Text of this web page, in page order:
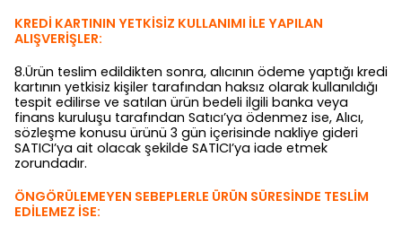
KREDİ KARTININ YETKİSİZ KULLANIMI İLE YAPILAN
ALIŞVERİŞLER:
8.Ürün teslim edildikten sonra, alıcının ödeme yaptığı kredi
kartının yetkisiz kişiler tarafından haksız olarak kullanıldığı
tespit edilirse ve satılan ürün bedeli ilgili banka veya
finans kuruluşu tarafından Satıcı’ya ödenmez ise, Alıcı,
sözleşme konusu ürünü 3 gün içerisinde nakliye gideri
SATICI’ya ait olacak şekilde SATICI’ya iade etmek
zorundadır.
ÖNGÖRÜLEMEYEN SEBEPLERLE ÜRÜN SÜRESİNDE TESLİM
EDİLEMEZ İSE: